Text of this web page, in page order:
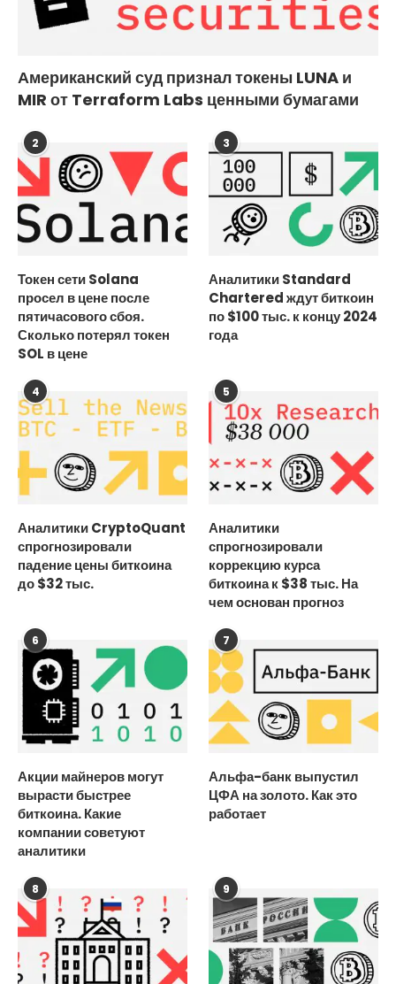
Американский суд признал токены LUNA и
MIR от Terraform Labs ценными бумагами
2
Токен сети Solana
просел в цене после
пятичасового сбоя.
Сколько потерял токен
SOL в цене
3
Аналитики Standard
Chartered ждут биткоин
по $100 тыс. к концу 2024
года
4
Аналитики CryptoQuant
спрогнозировали
падение цены биткоина
до $32 тыс.
5
Аналитики
спрогнозировали
коррекцию курса
биткоина к $38 тыс. На
чем основан прогноз
6
Акции майнеров могут
вырасти быстрее
биткоина. Какие
компании советуют
аналитики
7
Альфа-банк выпустил
ЦФА на золото. Как это
работает
8 9